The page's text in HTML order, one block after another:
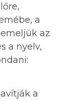
a
az
a nyelv,
a